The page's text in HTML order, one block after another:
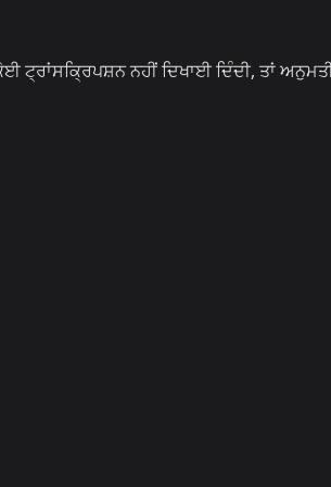
ਨਹੀਂ ਦਿਖਾਈ ਦਿੰਦੀ, ਤਾਂ